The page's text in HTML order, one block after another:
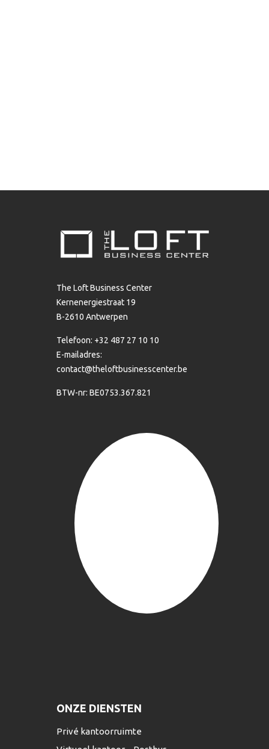
The Loft Business Center
Kernenergiestraat 19
B-2610 Antwerpen
Telefoon: +32 487 27 10 10
E-mailadres:
contact@theloftbusinesscenter.be
BTW-nr: BE0753.367.821
ONZE DIENSTEN
Privé kantoorruimte